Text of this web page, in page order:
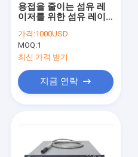
용접을 줄이는 섬유 레
이저를 위한 섬유 레이
1500W 2000W 3000W
가격:1000USD
MOQ:1
최신 가격 받기
지금 연락